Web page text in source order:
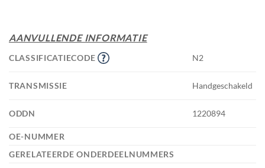
AANVULLENDE INFORMATIE
CLASSIFICATIECODE N2
TRANSMISSIE Handgeschakeld
ODDN 1220894
OE-NUMMER
GERELATEERDE ONDERDEELNUMMERS